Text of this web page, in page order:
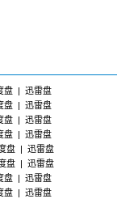
盘 | 迅雷盘
盘 | 迅雷盘
盘 | 迅雷盘
盘 | 迅雷盘
盘 | 迅雷盘
盘 | 迅雷盘
盘 | 迅雷盘
盘 | 迅雷盘